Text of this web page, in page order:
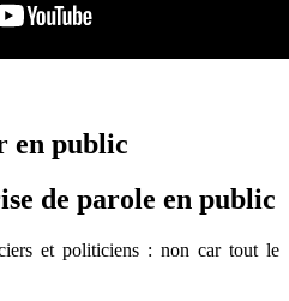
de parole en public
et politiciens : non car tout le